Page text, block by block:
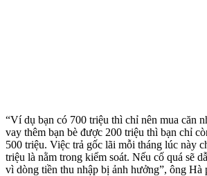
“Ví dụ bạn có 700 triệu thì chỉ nên mua căn
vay thêm bạn bè được 200 triệu thì bạn chỉ
500 triệu. Việc trả gốc lãi mỗi tháng lúc này
triệu là nằm trong kiểm soát. Nếu cố quá sẽ
vì dòng tiền thu nhập bị ảnh hưởng”, ông Hà